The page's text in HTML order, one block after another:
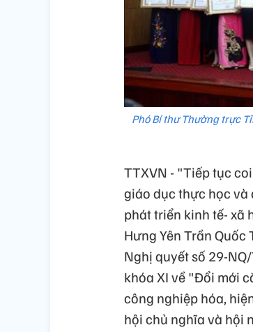
Phó Bí thư Thường trực
TTXVN - "Tiếp tục
giáo dục thực học
phát triển kinh tế- xã
Hưng Yên Trần
Nghị quyết số 29-
khóa XI về "Đổi mới
công nghiệp hóa,
hội chủ nghĩa và hội